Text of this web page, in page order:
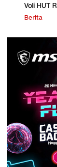
Voli HUT
Berita